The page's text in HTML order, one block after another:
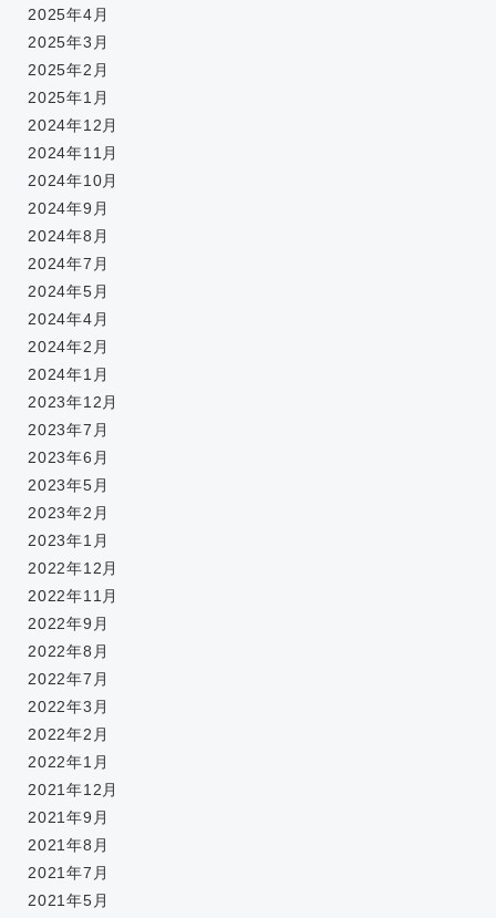
2025年4月
2025年3月
2025年2月
2025年1月
2024年12月
2024年11月
2024年10月
2024年9月
2024年8月
2024年7月
2024年5月
2024年4月
2024年2月
2024年1月
2023年12月
2023年7月
2023年6月
2023年5月
2023年2月
2023年1月
2022年12月
2022年11月
2022年9月
2022年8月
2022年7月
2022年3月
2022年2月
2022年1月
2021年12月
2021年9月
2021年8月
2021年7月
2021年5月